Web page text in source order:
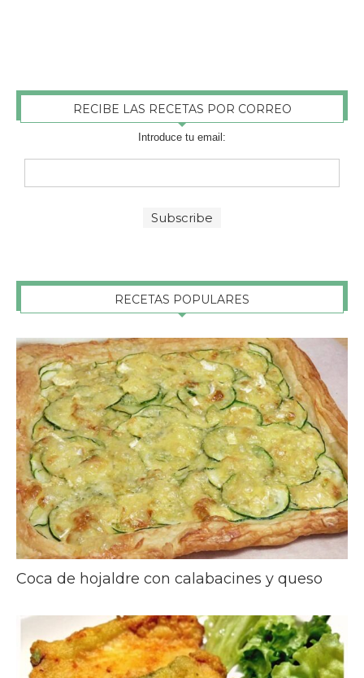
RECIBE LAS RECETAS POR CORREO
Introduce tu email:
RECETAS POPULARES
Coca de hojaldre con calabacines y queso